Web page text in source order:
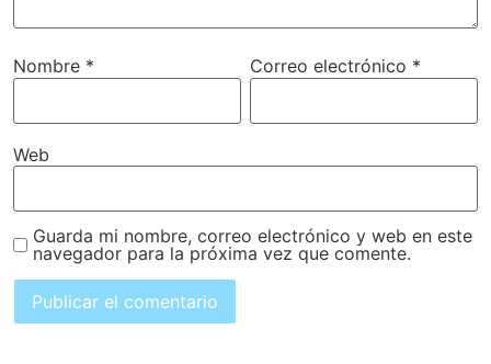
Nombre * Correo electrónico *
Web
Guarda mi nombre, correo electrónico y web en este
navegador para la próxima vez que comente.